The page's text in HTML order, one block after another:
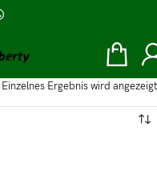
Einzelnes Ergebnis wird angezeigt